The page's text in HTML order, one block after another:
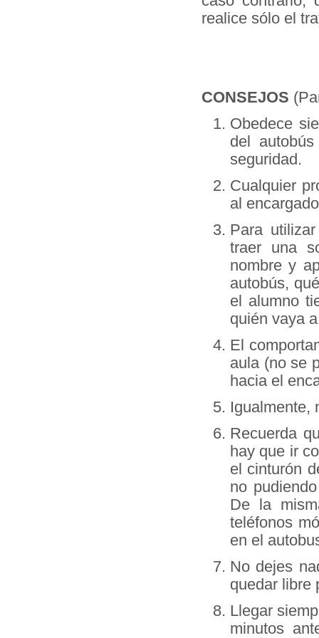
realice sólo el
CONSEJOS
Obedece
del
seguridad.
Cualquier
al
Para
traer una
nombre y
autobús,
el alumno
quién vaya
El
aula (no se
hacia el
Igualmente,
Recuerda
hay que ir
el cinturón
no
De la
teléfonos
en el
No dejes
quedar libre
Llegar
minutos